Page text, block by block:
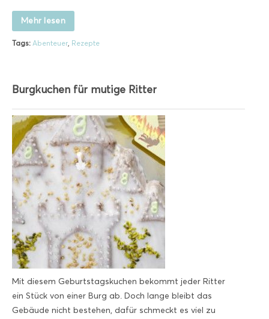
Mehr lesen
Tags: Abenteuer, Rezepte
Burgkuchen für mutige Ritter
Mit diesem Geburtstagskuchen bekommt jeder Ritter
ein Stück von einer Burg ab. Doch lange bleibt das
Gebäude nicht bestehen, dafür schmeckt es viel zu